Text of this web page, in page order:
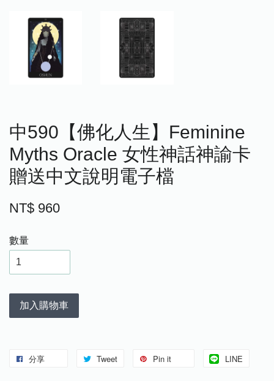
中590【佛化人生】Feminine
Myths Oracle 女性神話神諭卡
贈送中文說明電子檔
NT$ 960
數量
加入購物車
分享 Tweet Pin it LINE